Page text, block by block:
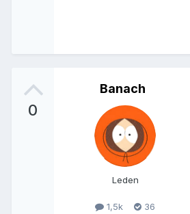
0
Banach
Leden
1,5k 36